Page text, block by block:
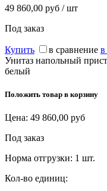
49 860,00 руб / шт
Под заказ
Купить в сравнение в
Унитаз напольный
белый
Положить товар в корзину
Цена: 49 860,00 руб
Под заказ
Норма отгрузки: 1 шт.
Кол-во единиц: